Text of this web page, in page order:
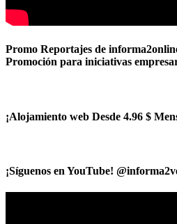
Promo Reportajes de
Promoción para iniciativas
¡Alojamiento web Desde 4.96 $
¡Síguenos en YouTube!